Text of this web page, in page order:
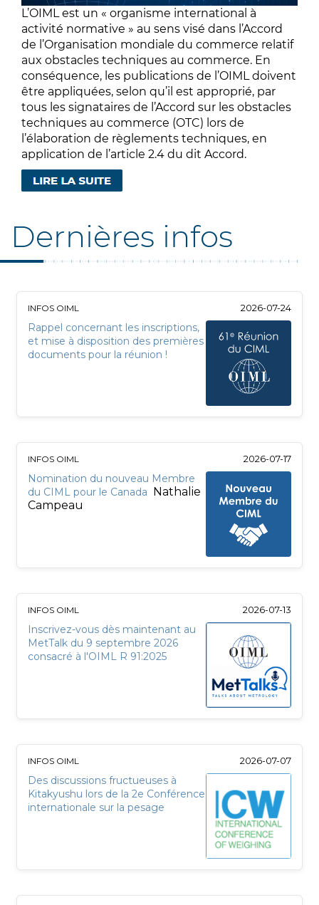
L’OIML est un « organisme international à
activité normative » au sens visé dans l’Accord
de l’Organisation mondiale du commerce relatif
aux obstacles techniques au commerce. En
conséquence, les publications de l’OIML doivent
être appliquées, selon qu’il est approprié, par
tous les signataires de l’Accord sur les obstacles
techniques au commerce (OTC) lors de
l’élaboration de règlements techniques, en
application de l’article 2.4 du dit Accord.
Dernières infos